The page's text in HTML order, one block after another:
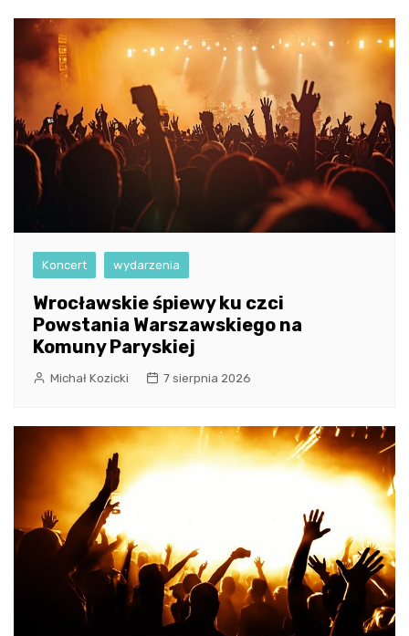
Koncert wydarzenia
Wrocławskie śpiewy ku czci
Powstania Warszawskiego na
Komuny Paryskiej
Michał Kozicki 7 sierpnia 2026